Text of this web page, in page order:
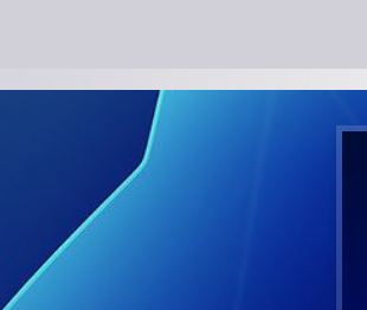
Young Boys Bern - Roter Stern Belgrad;